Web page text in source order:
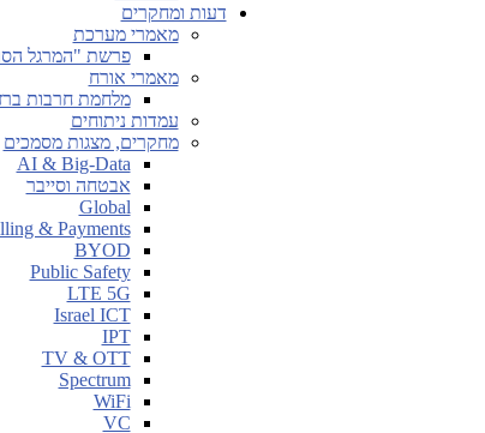
דעות ומחקרים
מאמרי מערכת
פרשת "המרגל
מאמרי אורח
מלחמת חרבות
עמדות ניתוחים
מחקרים, מצגות מסמכים
AI & Big-Data
אבטחה וסייבר
Global
& Payments
BYOD
Public Safety
LTE 5G
Israel ICT
IPT
TV & OTT
Spectrum
WiFi
VC